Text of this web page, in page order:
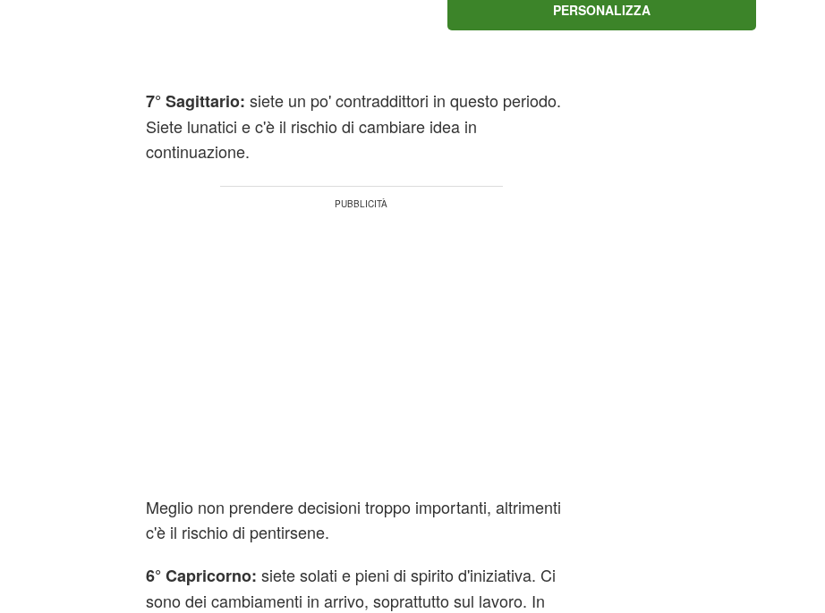
faccende che avete in sospeso, in modo da concedervi
7° Sagittario: siete un po' contraddittori in questo periodo.
Siete lunatici e c'è il rischio di cambiare idea in
continuazione.
Meglio non prendere decisioni troppo importanti, altrimenti
c'è il rischio di pentirsene.
6° Capricorno: siete solati e pieni di spirito d'iniziativa. Ci
sono dei cambiamenti in arrivo, soprattutto sul lavoro. In
PERSONALIZZA